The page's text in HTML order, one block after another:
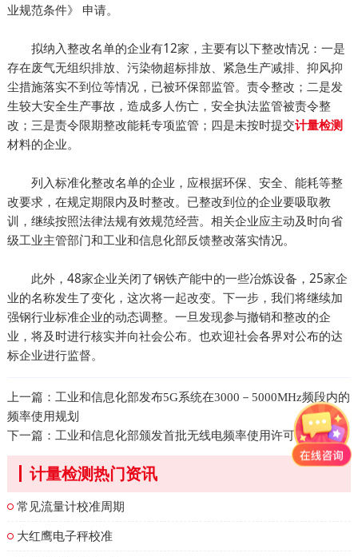
业规范条件》 申请。
拟纳入整改名单的企业有12家，主要有以下整改情况：一是
存在废气无组织排放、污染物超标排放、紧急生产减排、抑风抑
尘措施落实不到位等情况，已被环保部监管。责令整改；二是发
生较大安全生产事故，造成多人伤亡，安全执法监管被责令整
改；三是责令限期整改能耗专项监管；四是未按时提交计量检测
材料的企业。
列入标准化整改名单的企业，应根据环保、安全、能耗等整
改要求，在规定期限内及时整改。已整改到位的企业要吸取教
训，继续按照法律法规有效规范经营。相关企业应主动及时向省
级工业主管部门和工业和信息化部反馈整改落实情况。
此外，48家企业关闭了钢铁产能中的一些冶炼设备，25家企
业的名称发生了变化，这次将一起改变。下一步，我们将继续加
强钢行业标准企业的动态调整。一旦发现参与撤销和整改的企
业，将及时进行核实并向社会公布。也欢迎社会各界对公布的达
标企业进行监督。
上一篇： 工业和信息化部发布5G系统在3000－5000MHz频段内的
频率使用规划
下一篇： 工业和信息化部颁发首批无线电频率使用许可证
计量检测热门资讯
常见流量计校准周期
大红鹰电子秤校准